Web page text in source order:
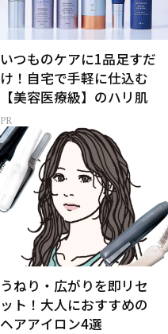
いつものケアに1品足すだ
け！自宅で手軽に仕込む
【美容医療級】のハリ肌
うねり・広がりを即リセ
ット！大人におすすめの
ヘアアイロン4選